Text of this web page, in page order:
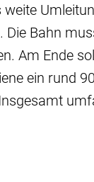
Die Bahn
Am Ende
ein rund